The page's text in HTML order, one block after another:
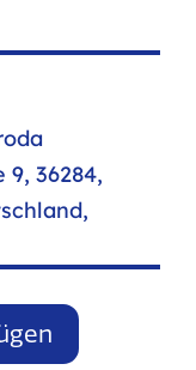
36284,